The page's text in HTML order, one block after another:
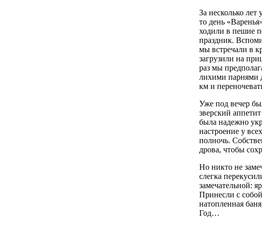
За несколько лет
то день
ходили в пешие
праздник.
мы встречали в
загрузили на
раз мы
лихими парнями
км и
Уже под вечер
зверский
была надежно
настроение у
полночь.
дрова, чтобы
Но никто не
слегка
замечательной:
Принесли с
натопленная
Год…